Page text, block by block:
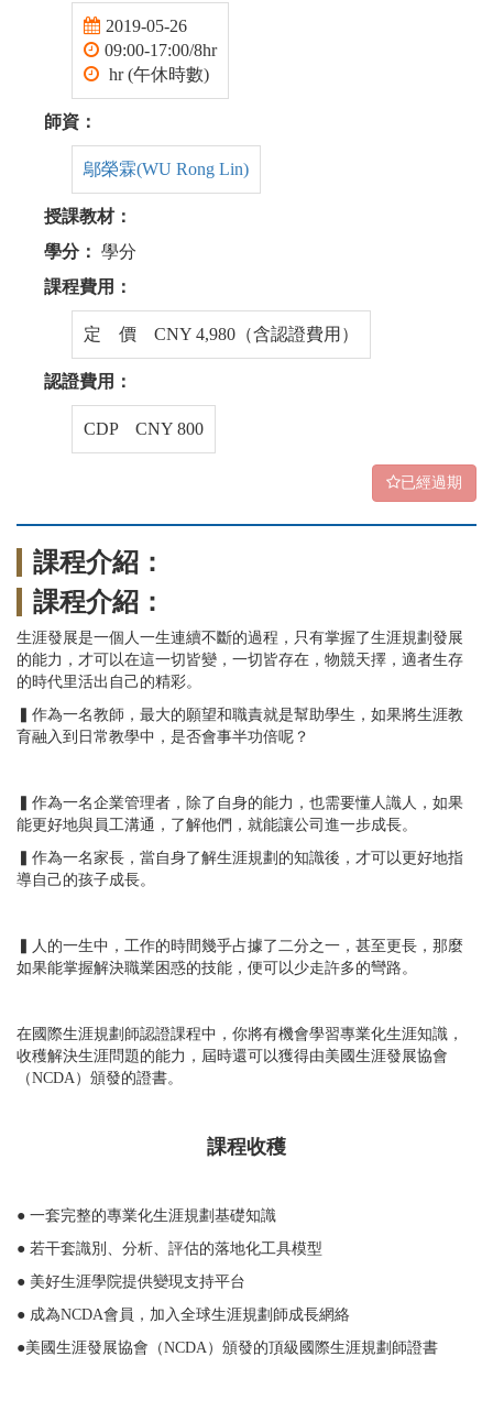
2019-05-26
09:00-17:00/8hr
hr (午休時數)
師資：
鄔榮霖(WU Rong Lin)
授課教材：
學分： 學分
課程費用：
定 價 CNY 4,980（含認證費用）
認證費用：
CDP CNY 800
已經過期
課程介紹：
課程介紹：
生涯發展是一個人一生連續不斷的過程，只有掌握了生涯規劃發展
的能力，才可以在這一切皆變，一切皆存在，物競天擇，適者生存
的時代里活出自己的精彩。
▍作為一名教師，最大的願望和職責就是幫助學生，如果將生涯教
育融入到日常教學中，是否會事半功倍呢？
▍作為一名企業管理者，除了自身的能力，也需要懂人識人，如果
能更好地與員工溝通，了解他們，就能讓公司進一步成長。
▍作為一名家長，當自身了解生涯規劃的知識後，才可以更好地指
導自己的孩子成長。
▍人的一生中，工作的時間幾乎占據了二分之一，甚至更長，那麼
如果能掌握解決職業困惑的技能，便可以少走許多的彎路。
在國際生涯規劃師認證課程中，你將有機會學習專業化生涯知識，
收穫解決生涯問題的能力，屆時還可以獲得由美國生涯發展協會
（NCDA）頒發的證書。
課程收穫
● 一套完整的專業化生涯規劃基礎知識
● 若干套識別、分析、評估的落地化工具模型
● 美好生涯學院提供變現支持平台
● 成為NCDA會員，加入全球生涯規劃師成長網絡
●美國生涯發展協會（NCDA）頒發的頂級國際生涯規劃師證書